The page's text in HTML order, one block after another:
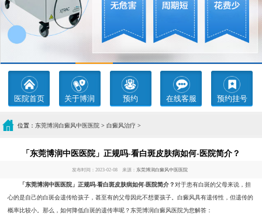
医院首页 关于博润 预约 在线客服 预约挂号
位置： 东莞博润白癜风中医医院 > 白癜风治疗 >
「东莞博润中医医院」正规吗-看白斑皮肤病如何-医院简介？
发布时间：2023-02-08 来源： 东莞博润白癜风中医医院
「东莞博润中医医院」正规吗-看白斑皮肤病如何-医院简介？对于患有白斑的父母来说，担
心的是自己的白斑会遗传给孩子，甚至有的父母因此不想要孩子。白癜风具有遗传性，但遗传的
概率比较小。那么，如何降低白斑的遗传率呢？东莞博润白癜风医院为您解答：